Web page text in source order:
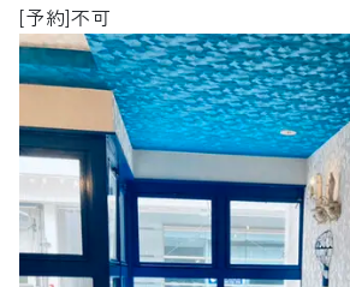
[予約]不可